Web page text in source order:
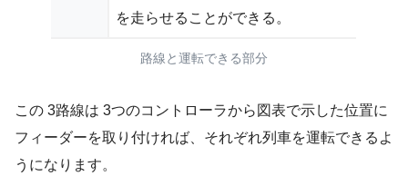
を走らせることができる。
路線と運転できる部分
この 3路線は 3つのコントローラから図表で示した位置に
フィーダーを取り付ければ、それぞれ列車を運転できるよ
うになります。